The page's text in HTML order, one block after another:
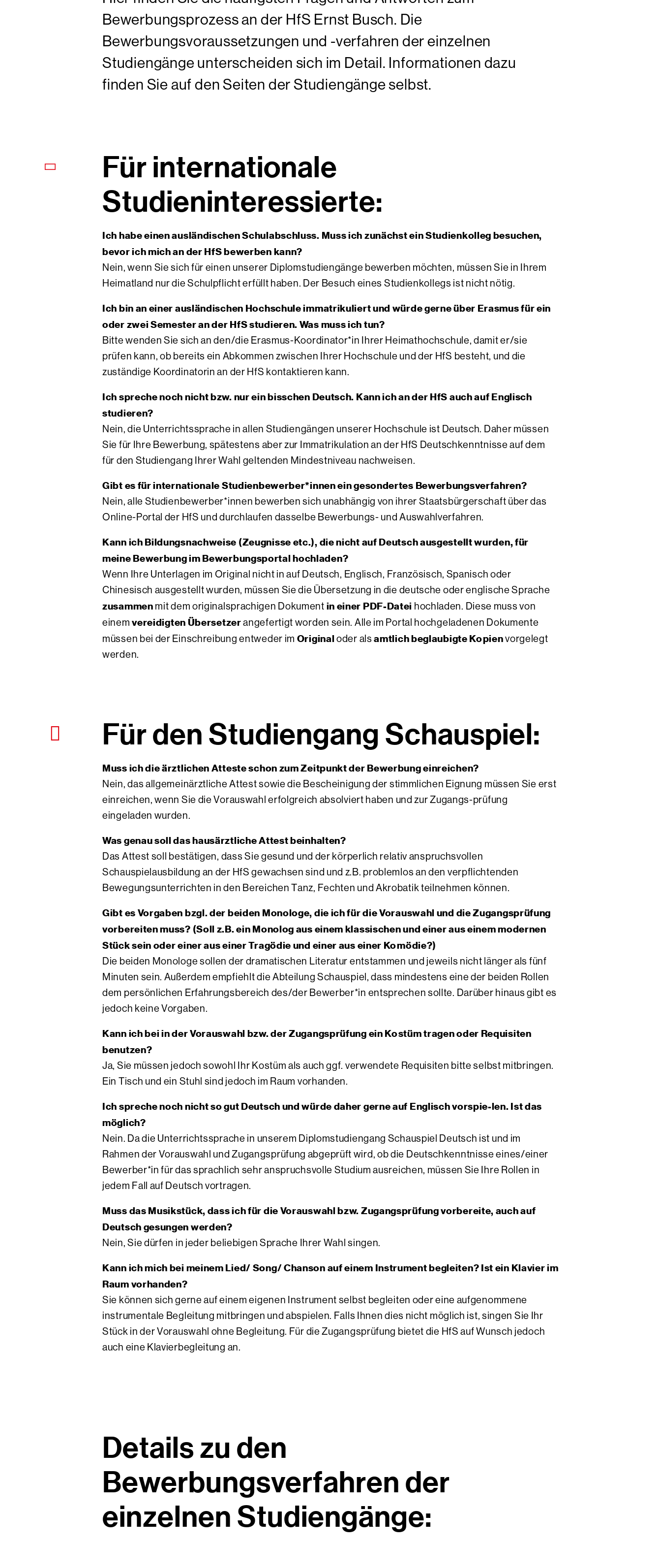
Bewerbungsprozess an der HfS Ernst Busch. Die
Bewerbungsvoraussetzungen und -verfahren der einzelnen
Studiengänge unterscheiden sich im Detail. Informationen dazu
finden Sie auf den Seiten der Studiengänge selbst.
Für internationale
Studieninteressierte:
Ich habe einen ausländischen Schulabschluss. Muss ich zunächst ein Studienkolleg besuchen,
bevor ich mich an der HfS bewerben kann?
Nein, wenn Sie sich für einen unserer Diplomstudiengänge bewerben möchten, müssen Sie in Ihrem
Heimatland nur die Schulpflicht erfüllt haben. Der Besuch eines Studienkollegs ist nicht nötig.
Ich bin an einer ausländischen Hochschule immatrikuliert und würde gerne über Erasmus für ein
oder zwei Semester an der HfS studieren. Was muss ich tun?
Bitte wenden Sie sich an den/die Erasmus-Koordinator*in Ihrer Heimathochschule, damit er/sie
prüfen kann, ob bereits ein Abkommen zwischen Ihrer Hochschule und der HfS besteht, und die
zuständige Koordinatorin an der HfS kontaktieren kann.
Ich spreche noch nicht bzw. nur ein bisschen Deutsch. Kann ich an der HfS auch auf Englisch
studieren?
Nein, die Unterrichtssprache in allen Studiengängen unserer Hochschule ist Deutsch. Daher müssen
Sie für Ihre Bewerbung, spätestens aber zur Immatrikulation an der HfS Deutschkenntnisse auf dem
für den Studiengang Ihrer Wahl geltenden Mindestniveau nachweisen.
Gibt es für internationale Studienbewerber*innen ein gesondertes Bewerbungsverfahren?
Nein, alle Studienbewerber*innen bewerben sich unabhängig von ihrer Staatsbürgerschaft über das
Online-Portal der HfS und durchlaufen dasselbe Bewerbungs- und Auswahlverfahren.
Kann ich Bildungsnachweise (Zeugnisse etc.), die nicht auf Deutsch ausgestellt wurden, für
meine Bewerbung im Bewerbungsportal hochladen?
Wenn Ihre Unterlagen im Original nicht in auf Deutsch, Englisch, Französisch, Spanisch oder
Chinesisch ausgestellt wurden, müssen Sie die Übersetzung in die deutsche oder englische Sprache
zusammen mit dem originalsprachigen Dokument in einer PDF-Datei hochladen. Diese muss von
einemvereidigten Übersetzerangefertigt worden sein. Alle im Portal hochgeladenen Dokumente
müssen bei der Einschreibung entweder im Originaloder alsamtlich beglaubigte Kopienvorgelegt
werden.
Für den Studiengang Schauspiel:
Muss ich die ärztlichen Atteste schon zum Zeitpunkt der Bewerbung einreichen?
Nein, das allgemeinärztliche Attest sowie die Bescheinigung der stimmlichen Eignung müssen Sie erst
einreichen, wenn Sie die Vorauswahl erfolgreich absolviert haben und zur Zugangs-prüfung
eingeladen wurden.
Was genau soll das hausärztliche Attest beinhalten?
Das Attest soll bestätigen, dass Sie gesund und der körperlich relativ anspruchsvollen
Schauspielausbildung an der HfS gewachsen sind und z.B. problemlos an den verpflichtenden
Bewegungsunterrichten in den Bereichen Tanz, Fechten und Akrobatik teilnehmen können.
Gibt es Vorgaben bzgl. der beiden Monologe, die ich für die Vorauswahl und die Zugangsprüfung
vorbereiten muss? (Soll z.B. ein Monolog aus einem klassischen und einer aus einem modernen
Stück sein oder einer aus einer Tragödie und einer aus einer Komödie?)
Die beiden Monologe sollen der dramatischen Literatur entstammen und jeweils nicht länger als fünf
Minuten sein. Außerdem empfiehlt die Abteilung Schauspiel, dass mindestens eine der beiden Rollen
dem persönlichen Erfahrungsbereich des/der Bewerber*in entsprechen sollte. Darüber hinaus gibt es
jedoch keine Vorgaben.
Kann ich bei in der Vorauswahl bzw. der Zugangsprüfung ein Kostüm tragen oder Requisiten
benutzen?
Ja, Sie müssen jedoch sowohl Ihr Kostüm als auch ggf. verwendete Requisiten bitte selbst mitbringen.
Ein Tisch und ein Stuhl sind jedoch im Raum vorhanden.
Ich spreche noch nicht so gut Deutsch und würde daher gerne auf Englisch vorspie-len. Ist das
möglich?
Nein. Da die Unterrichtssprache in unserem Diplomstudiengang Schauspiel Deutsch ist und im
Rahmen der Vorauswahl und Zugangsprüfung abgeprüft wird, ob die Deutschkenntnisse eines/einer
Bewerber*in für das sprachlich sehr anspruchsvolle Studium ausreichen, müssen Sie Ihre Rollen in
jedem Fall auf Deutsch vortragen.
Muss das Musikstück, dass ich für die Vorauswahl bzw. Zugangsprüfung vorbereite, auch auf
Deutsch gesungen werden?
Nein, Sie dürfen in jeder beliebigen Sprache Ihrer Wahl singen.
Kann ich mich bei meinem Lied/ Song/ Chanson auf einem Instrument begleiten? Ist ein Klavier im
Raum vorhanden?
Sie können sich gerne auf einem eigenen Instrument selbst begleiten oder eine aufgenommene
instrumentale Begleitung mitbringen und abspielen. Falls Ihnen dies nicht möglich ist, singen Sie Ihr
Stück in der Vorauswahl ohne Begleitung. Für die Zugangsprüfung bietet die HfS auf Wunsch jedoch
auch eine Klavierbegleitung an.
Details zu den
Bewerbungsverfahren der
einzelnen Studiengänge: